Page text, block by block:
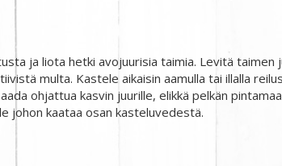
ja liota hetki avojuurisia taimia. Levitä taimen
multa. Kastele aikaisin aamulla tai illalla
ohjattua kasvin juurille, elikkä pelkän
johon kaataa osan kasteluvedestä.